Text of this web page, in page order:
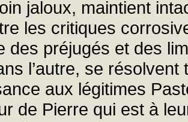
jaloux, maintient
les critiques
des préjugés et des
l’autre, se
aux légitimes
de Pierre qui est à